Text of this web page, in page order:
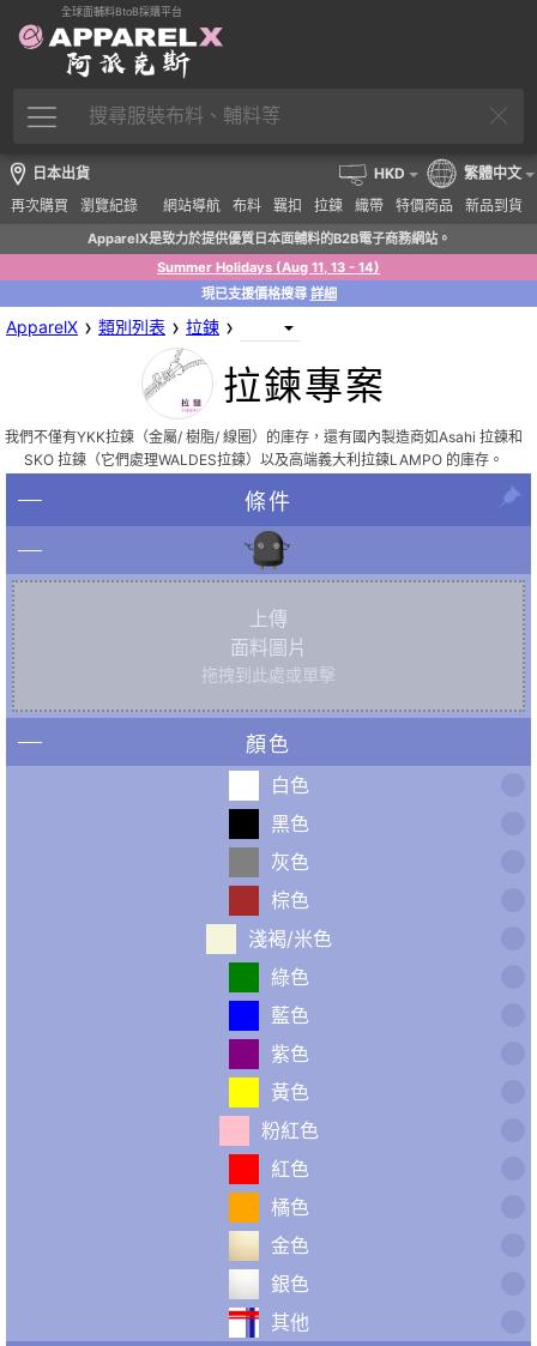
全球面輔料BtoB採購平台
日本出貨
再次購買
瀏覽紀錄 網站導航 布料 羈扣 拉鍊 織帶 特價商品 新品到貨
HKD 繁體中文
ApparelX是致力於提供優質日本面輔料的B2B電子商務網站。
Summer Holidays (Aug 11, 13 - 14)
現已支援價格搜尋 詳細
ApparelX › 類別列表 › 拉鍊 ›
拉鍊專案
我們不僅有YKK拉鍊（金屬/ 樹脂/ 線圈）的庫存，還有國內製造商如Asahi 拉鍊和
SKO 拉鍊（它們處理WALDES拉鍊）以及高端義大利拉鍊LAMPO 的庫存。
條件
上傳
面料圖片
拖拽到此處或單擊
顏色
白色
黑色
灰色
棕色
淺褐/米色
綠色
藍色
紫色
黃色
粉紅色
紅色
橘色
金色
銀色
其他